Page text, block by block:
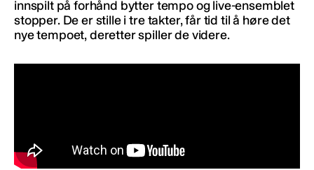
innspilt på forhånd bytter tempo og live-ensemblet
stopper. De er stille i tre takter, får tid til å høre det
nye tempoet, deretter spiller de videre.